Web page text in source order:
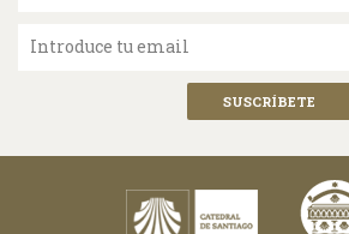
Introduce tu email